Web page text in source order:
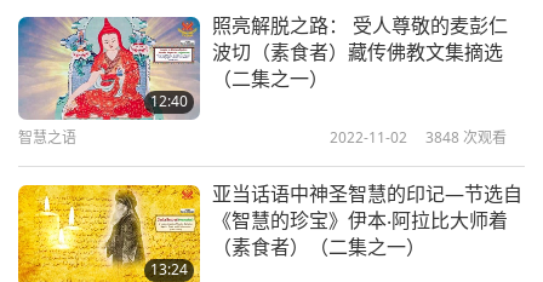
目睹宇宙；自开始到结束，时光尽显于我。内观得窥
造化自开始到结束。这真实的体验且容我来描述。人
身内含宇宙，我本人已得见他人难达之境。我不只是
看到微尘内藏大千，穿越帘幕之后，上帝赫然眼前。
我自身内见到不可见的众生；上帝莫测高深，世事由
他主导。宇宙便蕴含在这个人身之中，我告知此真理
给所有求道者。」
12:40
照亮解脱之路： 受人尊敬的麦彭仁
波切（素食者）藏传佛教文集摘选
（二集之一）
智慧之语 2022-11-02 3848 次观看
13:24
亚当话语中神圣智慧的印记—节选自
《智慧的珍宝》伊本‧阿拉比大师着
（素食者）（二集之一）